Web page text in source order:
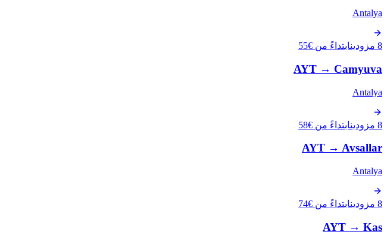
Antalya
8 مزودين ابتداءً من €55
AYT → Camyuva
Antalya
8 مزودين ابتداءً من €58
AYT → Avsallar
Antalya
8 مزودين ابتداءً من €74
AYT → Kas